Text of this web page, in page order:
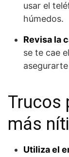
usar el
húmedos.
Revisa la
se te cae
Trucos
más
Utiliza el